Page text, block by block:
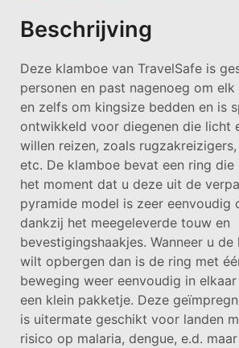
Beschrijving
Deze klamboe van TravelSafe is
personen en past nagenoeg om
en zelfs om kingsize bedden en is
ontwikkeld voor diegenen die licht
willen reizen, zoals
etc. De klamboe bevat een ring
het moment dat u deze uit de
pyramide model is zeer eenvoudig
dankzij het meegeleverde touw en
bevestigingshaakjes. Wanneer u
wilt opbergen dan is de ring met
beweging weer eenvoudig in
een klein pakketje. Deze
is uitermate geschikt voor landen
risico op malaria, dengue, e.d.